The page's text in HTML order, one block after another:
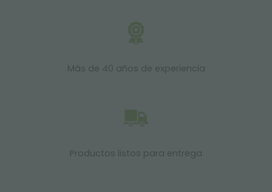
Más de 40 años de experiencia
Productos listos para entrega